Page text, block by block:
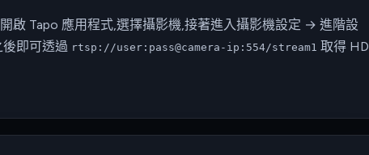
啟 Tapo 應用程式,選擇攝影機,接著進入攝影機設定 → 進階設
即可透過 rtsp://user:pass@camera-ip:554/stream1 取得 HD